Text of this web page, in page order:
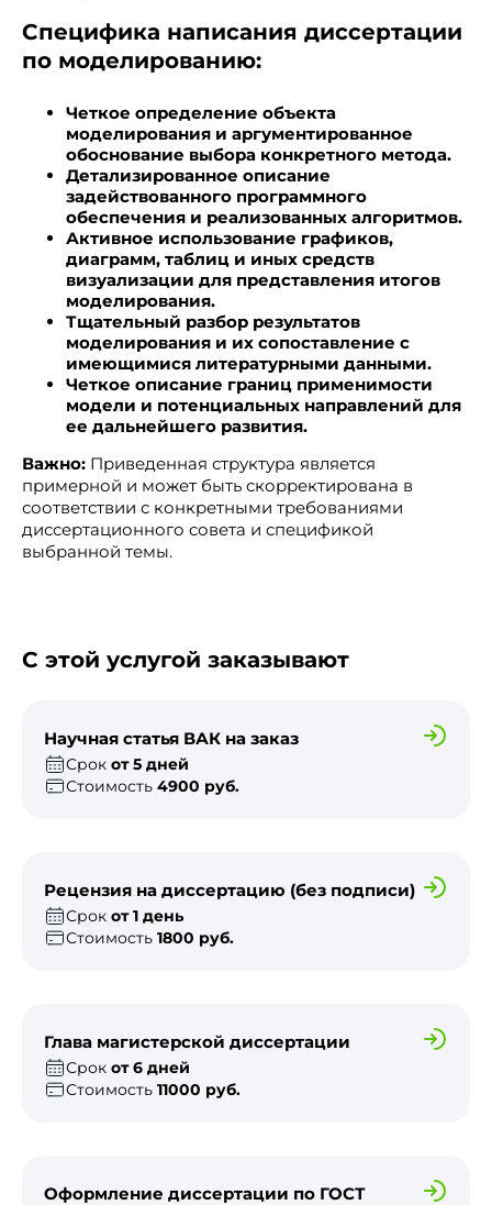
Специфика написания диссертации
по моделированию:
Четкое определение объекта
моделирования и аргументированное
обоснование выбора конкретного метода.
Детализированное описание
задействованного программного
обеспечения и реализованных алгоритмов.
Активное использование графиков,
диаграмм, таблиц и иных средств
визуализации для представления итогов
моделирования.
Тщательный разбор результатов
моделирования и их сопоставление с
имеющимися литературными данными.
Четкое описание границ применимости
модели и потенциальных направлений для
ее дальнейшего развития.
Важно: Приведенная структура является
примерной и может быть скорректирована в
соответствии с конкретными требованиями
диссертационного совета и спецификой
выбранной темы.
С этой услугой заказывают
Научная статья ВАК на заказ
Срок от 5 дней
Стоимость 4900 руб.
Рецензия на диссертацию (без подписи)
Срок от 1 день
Стоимость 1800 руб.
Глава магистерской диссертации
Срок от 6 дней
Стоимость 11000 руб.
Оформление диссертации по ГОСТ